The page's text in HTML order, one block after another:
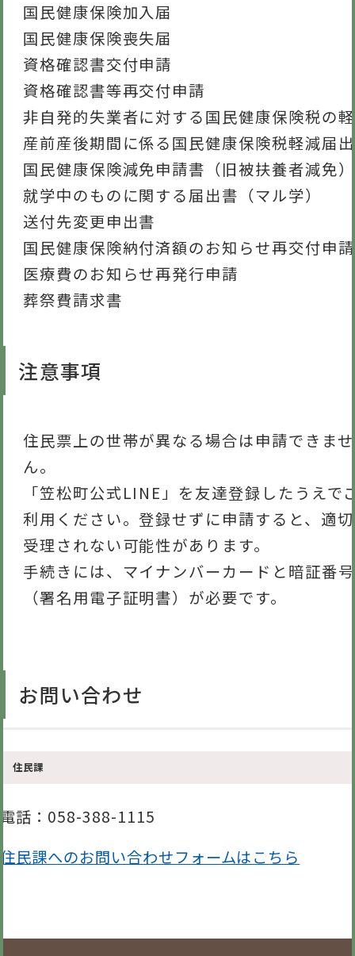
国民健康保険加入届
国民健康保険喪失届
資格確認書交付申請
資格確認書等再交付申請
非自発的失業者に対する国民健康保険税の
産前産後期間に係る国民健康保険税軽減届
国民健康保険減免申請書（旧被扶養者減免）
就学中のものに関する届出書（マル学）
送付先変更申出書
国民健康保険納付済額のお知らせ再交付申請
医療費のお知らせ再発行申請
葬祭費請求書
注意事項
住民票上の世帯が異なる場合は申請できませ
ん。
「笠松町公式LINE」を友達登録したうえで
利用ください。登録せずに申請すると、適
受理されない可能性があります。
手続きには、マイナンバーカードと暗証番号
（署名用電子証明書）が必要です。
お問い合わせ
住民課
電話 ：058-388-1115
住民課へのお問い合わせフォームはこちら